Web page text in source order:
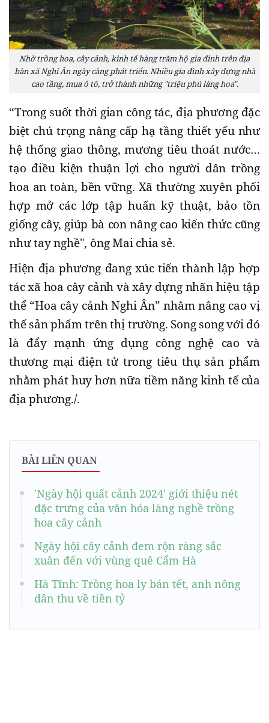
Nhờ trồng hoa, cây cảnh, kinh tế hàng trăm hộ gia đình trên địa
bàn xã Nghi Ân ngày càng phát triển. Nhiều gia đình xây dựng nhà
cao tầng, mua ô tô, trở thành những "triệu phú làng hoa".
“Trong suốt thời gian công tác, địa phương đặc
biệt chú trọng nâng cấp hạ tầng thiết yếu như
hệ thống giao thông, mương tiêu thoát nước…
tạo điều kiện thuận lợi cho người dân trồng
hoa an toàn, bền vững. Xã thường xuyên phối
hợp mở các lớp tập huấn kỹ thuật, bảo tồn
giống cây, giúp bà con nâng cao kiến thức cũng
như tay nghề", ông Mai chia sẻ.
Hiện địa phương đang xúc tiến thành lập hợp
tác xã hoa cây cảnh và xây dựng nhãn hiệu tập
thể “Hoa cây cảnh Nghi Ân” nhằm nâng cao vị
thế sản phẩm trên thị trường. Song song với đó
là đẩy mạnh ứng dụng công nghệ cao và
thương mại điện tử trong tiêu thụ sản phẩm
nhằm phát huy hơn nữa tiềm năng kinh tế của
địa phương./.
BÀI LIÊN QUAN
'Ngày hội quất cảnh 2024' giới thiệu nét
đặc trưng của văn hóa làng nghề trồng
hoa cây cảnh
Ngày hội cây cảnh đem rộn ràng sắc
xuân đến với vùng quê Cẩm Hà
Hà Tĩnh: Trồng hoa ly bán tết, anh nông
dân thu về tiền tỷ